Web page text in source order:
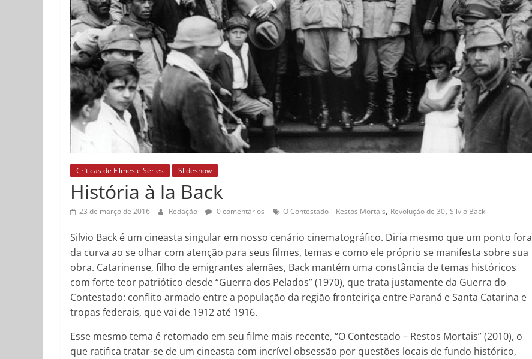
Críticas de Filmes e Séries Slideshow
História à la Back
23 de março de 2016 Redação 0 comentários O Contestado – Restos Mortais, Revolução de 30, Silvio Back
Silvio Back é um cineasta singular em nosso cenário cinematográfico. Diria mesmo que um ponto fora
da curva ao se olhar com atenção para seus filmes, temas e como ele próprio se manifesta sobre sua
obra. Catarinense, filho de emigrantes alemães, Back mantém uma constância de temas históricos
com forte teor patriótico desde “Guerra dos Pelados” (1970), que trata justamente da Guerra do
Contestado: conflito armado entre a população da região fronteiriça entre Paraná e Santa Catarina e
tropas federais, que vai de 1912 até 1916.
Esse mesmo tema é retomado em seu filme mais recente, “O Contestado – Restos Mortais” (2010), o
que ratifica tratar-se de um cineasta com incrível obsessão por questões locais de fundo histórico,